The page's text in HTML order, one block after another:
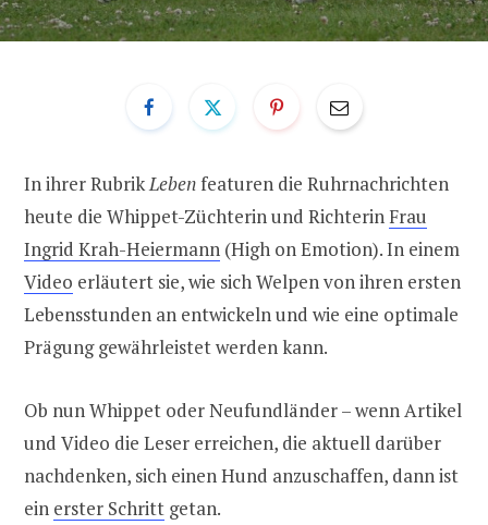
In ihrer RubrikLebenfeaturen die Ruhrnachrichten
heute die Whippet-Züchterin und Richterin Frau
Ingrid Krah-Heiermann (High on Emotion). In einem
Video erläutert sie, wie sich Welpen von ihren ersten
Lebensstunden an entwickeln und wie eine optimale
Prägung gewährleistet werden kann.
Ob nun Whippet oder Neufundländer – wenn Artikel
und Video die Leser erreichen, die aktuell darüber
nachdenken, sich einen Hund anzuschaffen, dann ist
ein erster Schritt getan.